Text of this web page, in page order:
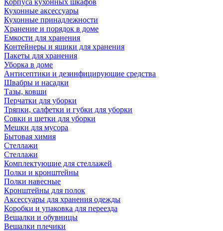
Корпуса кухонных шкафов
Кухонные аксессуары
Кухонные принадлежности
Хранение и порядок в доме
Емкости для хранения
Контейнеры и ящики для хранения
Пакеты для хранения
Уборка в доме
Антисептики и дезинфицирующие средства
Швабры и насадки
Тазы, ковши
Перчатки для уборки
Тряпки, салфетки и губки для уборки
Совки и щетки для уборки
Мешки для мусора
Бытовая химия
Стеллажи
Стеллажи
Комплектующие для стеллажей
Полки и кронштейны
Полки навесные
Кронштейны для полок
Аксессуары для хранения одежды
Коробки и упаковка для переезда
Вешалки и обувницы
Вешалки плечики